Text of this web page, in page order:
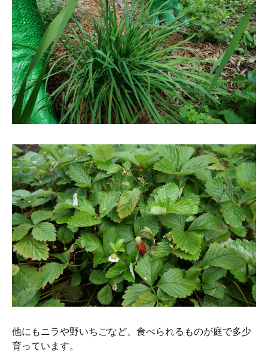
他にもニラや野いちごなど、食べられるものが庭で多少
育っています。